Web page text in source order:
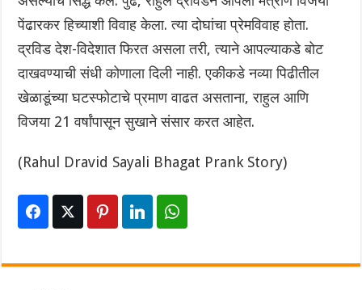
पेंढारकर हिच्याशी विवाह केला. त्या दोघांचा प्रेमविवाह होता.
द्रविड देश-विदेशात फिरत असला तरी, त्याने आपल्याकडे बोट
दाखवण्याची संधी कोणाला दिली नाही. एकीकडे नव्या पिढीतील
खेळाडूंच्या घटस्फोटाचे प्रमाण वाढत असताना, राहुल आणि
विजया 21 वर्षांपासून सुखाने संसार करत आहेत.
(Rahul Dravid Sayali Bhagat Prank Story)